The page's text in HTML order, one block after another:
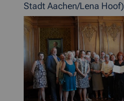
Stadt Aachen/Lena Hoof)